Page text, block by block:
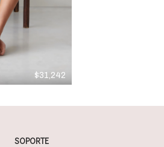
$31,242
SOPORTE